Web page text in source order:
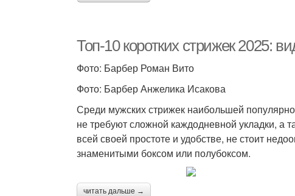
Топ-10 коротких стрижек 2025:
Фото: Барбер Роман Вито
Фото: Барбер Анжелика Исакова
Среди мужских стрижек наибольшей
не требуют сложной каждодневной укладки, а
всей своей простоте и удобстве, не стоит
знаменитыми боксом или полубоксом.
читать дальше →